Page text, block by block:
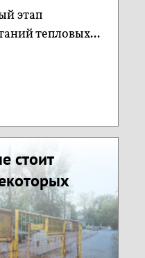
этап
тепловых...
стоит